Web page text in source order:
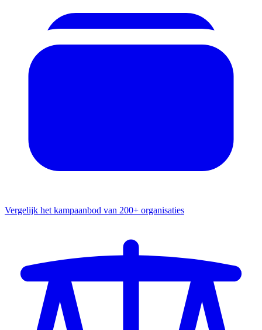
Vergelijk het kampaanbod van 200+ organisaties